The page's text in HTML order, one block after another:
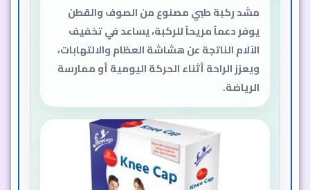
مشد ركبة طبي مصنوع من الصوف والقطن
يوفر دعماً مريحاً للركبة، يساعد في تخفيف
الآلام الناتجة عن هشاشة العظام والالتهابات،
ويعزز الراحة أثناء الحركة اليومية أو ممارسة
الرياضة.